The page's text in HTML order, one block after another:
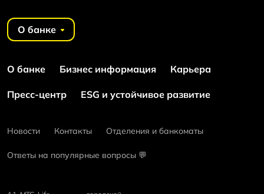
О банке
О банке Бизнес информация Карьера
Пресс-центр ESG и устойчивое развитие
Новости Контакты Отделения и банкоматы
Ответы на популярные вопросы 💬